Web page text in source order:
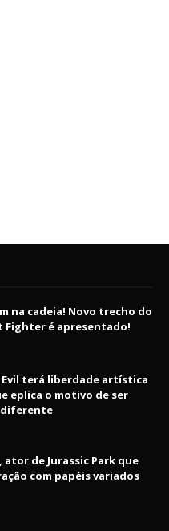
na cadeia! Novo trecho do
Fighter é apresentado!
Evil terá liberdade artística
eplica o motivo de ser
diferente
ator de Jurassic Park que
com papéis variados